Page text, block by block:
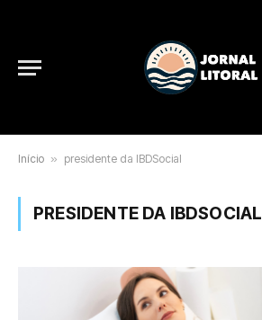
Início » presidente da IBDSocial
PRESIDENTE DA IBDSOCIAL